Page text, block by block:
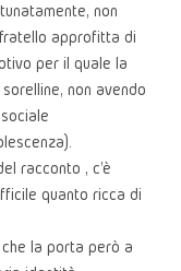
non
approfitta di
per il quale la
non avendo
racconto , c'è
quanto ricca di
la porta però a